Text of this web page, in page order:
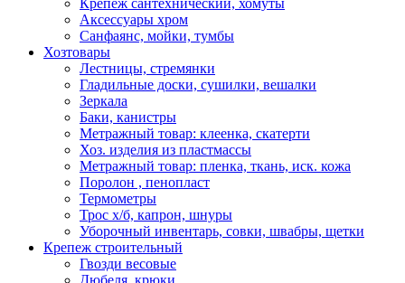
Аксессуары хром
Санфаянс, мойки, тумбы
Хозтовары
Лестницы, стремянки
Гладильные доски, сушилки, вешалки
Зеркала
Баки, канистры
Метражный товар: клеенка, скатерти
Хоз. изделия из пластмассы
Метражный товар: пленка, ткань, иск. кожа
Поролон , пенопласт
Термометры
Трос х/б, капрон, шнуры
Уборочный инвентарь, совки, швабры, щетки
Крепеж строительный
Гвозди весовые
Дюбеля, крюки